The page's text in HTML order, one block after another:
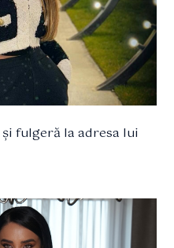
fulgeră la adresa lui